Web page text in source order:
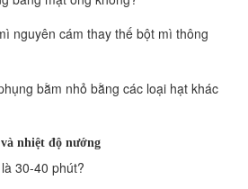
nguyên cám thay thế bột mì thông
bằm nhỏ bằng các loại hạt khác
nhiệt độ nướng
30-40 phút?